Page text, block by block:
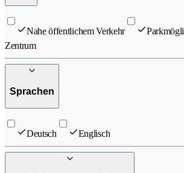
Nahe öffentlichem Verkehr
Zentrum
Sprachen
Deutsch Englisch